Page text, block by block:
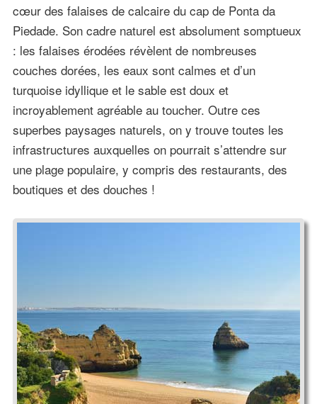
cœur des falaises de calcaire du cap de Ponta da
Piedade. Son cadre naturel est absolument somptueux
: les falaises érodées révèlent de nombreuses
couches dorées, les eaux sont calmes et d’un
turquoise idyllique et le sable est doux et
incroyablement agréable au toucher. Outre ces
superbes paysages naturels, on y trouve toutes les
infrastructures auxquelles on pourrait s’attendre sur
une plage populaire, y compris des restaurants, des
boutiques et des douches !